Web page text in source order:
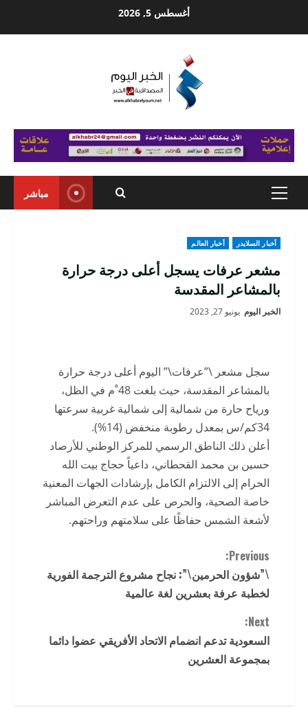
أغسطس 5, 2026
Primary
مباشر
أخبار السلايدر أخبار العالم
مشعر عرفات يسجل أعلى درجة حرارة
بالمشاعر المقدسة
الخبر اليوم يونيو 27, 2023
سجل مشعر \”عرفات\” اليوم أعلى درجة حرارة
بالمشاعر المقدسة، حيث بلغت 48 ْم في الظل،
ورياح حارة من شمالية إلى شمالية غربية سرعتها
34كم/س بمعدل رطوبة منخفض (14%).
أعلن ذلك الناطق الرسمي للمركز الوطني للأرصاد
حسين بن محمد القحطاني، داعياً حجاج بيت الله
الحرام إلى الالتزام الكامل بإرشادات الجهات المعنية
خاصة الصحية، والحرص على عدم التعرض المباشر
لأشعة الشمس حفاظًا على سلامتهم وراحتهم.
C
o
n
t
Previous:
\”شؤون الحرمين\”: نجاح مشروع الترجمة الفورية
لخطبة عرفة بعشرين لغة عالمية
Next:
السعودية تدعم انضمام الاتحاد الأفريقي عضوا دائما
بمجموعة العشرين